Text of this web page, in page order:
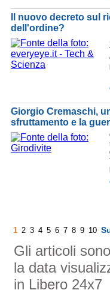
Il nuovo decreto sul
dell'ordine?
Giorgio Cremaschi,
sfruttamento e la
1 2 3 4 5 6 7 8 9 10
Gli articoli
la data
in Libero 24x7